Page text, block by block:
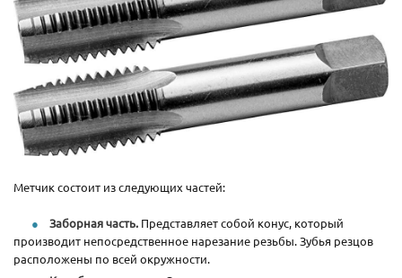
Метчик состоит из следующих частей:
Заборная часть. Представляет собой конус, который
производит непосредственное нарезание резьбы. Зубья резцов
расположены по всей окружности.